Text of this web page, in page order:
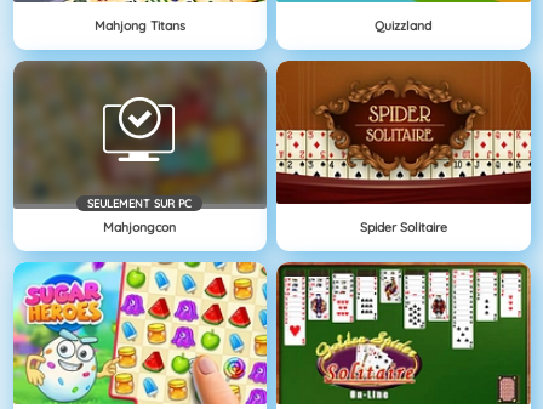
Mahjong Titans Quizzland
SEULEMENT SUR PC
Mahjongcon Spider Solitaire